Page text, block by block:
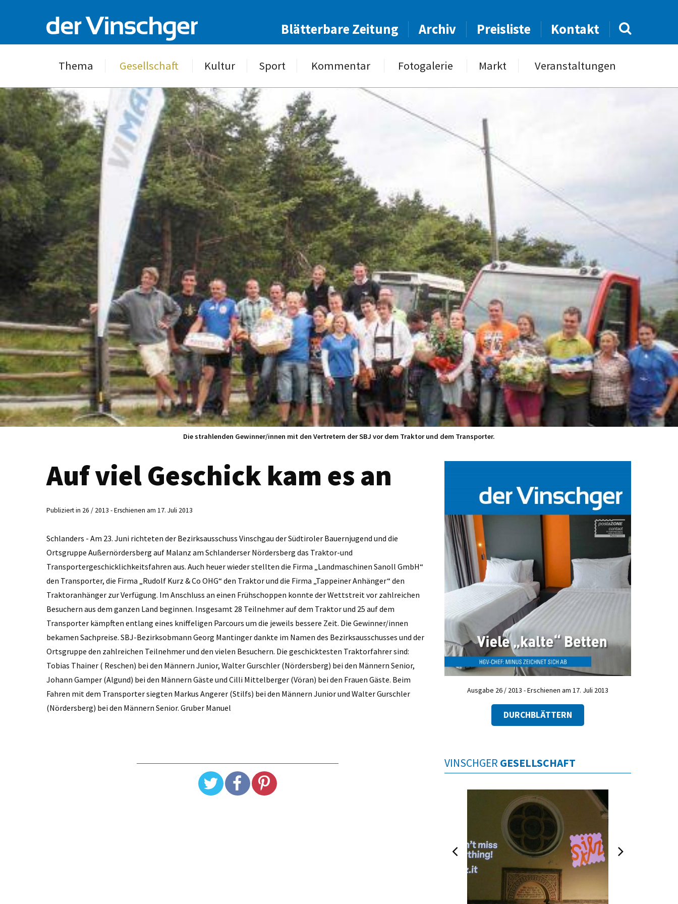
Blätterbare Zeitung Archiv Preisliste Kontakt
Thema Gesellschaft Kultur Sport Kommentar Fotogalerie Markt Veranstaltungen
Die strahlenden Gewinner/innen mit den Vertretern der SBJ vor dem Traktor und dem Transporter.
Auf viel Geschick kam es an
Publiziert in 26 / 2013 - Erschienen am 17. Juli 2013
Schlanders - Am 23. Juni richteten der Bezirksausschuss Vinschgau der Südtiroler Bauernjugend und die
Ortsgruppe Außernördersberg auf Malanz am Schlanderser Nördersberg das Traktor-und
Transportergeschicklichkeitsfahren aus. Auch heuer wieder stellten die Firma „Landmaschinen Sanoll GmbH“
den Transporter, die Firma ­„Rudolf Kurz & Co OHG“ den Traktor und die Firma „Tappeiner Anhänger“ den
Traktoranhänger zur Verfügung. Im Anschluss an einen Frühschoppen konnte der Wettstreit vor zahlreichen
Besuchern aus dem ganzen Land beginnen. Insgesamt 28 Teilnehmer auf dem Traktor und 25 auf dem
Transporter kämpften entlang eines kniffeligen Parcours um die jeweils bessere Zeit. Die Gewinner/innen
bekamen Sachpreise. SBJ-Bezirksobmann Georg Mantinger dankte im Namen des Bezirksausschusses und der
Ortsgruppe den zahlreichen Teilnehmer und den vielen Besuchern. Die geschicktesten Traktorfahrer sind:
Tobias Thainer ( Reschen) bei den Männern Junior, Walter Gurschler (Nördersberg) bei den Männern Senior,
Johann Gamper (Algund) bei den Männern Gäste und Cilli Mittelberger (Vöran) bei den Frauen Gäste. Beim
Fahren mit dem Transporter siegten Markus Angerer (Stilfs) bei den Männern Junior und Walter Gurschler
(Nördersberg) bei den Männern Senior. Gruber Manuel
Ausgabe 26 / 2013 - Erschienen am 17. Juli 2013
DURCHBLÄTTERN
VINSCHGER GESELLSCHAFT